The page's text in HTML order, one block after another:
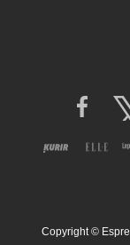
Copyright ©